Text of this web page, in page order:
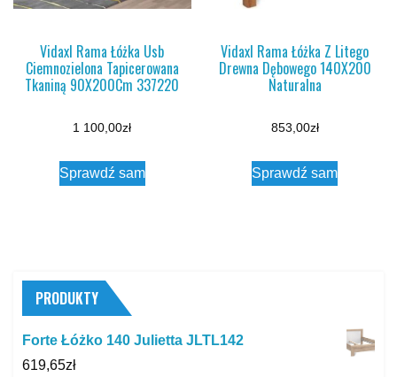
Vidaxl Rama Łóżka Usb
Ciemnozielona Tapicerowana
Tkaniną 90X200Cm 337220
1 100,00zł
Sprawdź sam
Vidaxl Rama Łóżka Z Litego
Drewna Dębowego 140X200
Naturalna
853,00zł
Sprawdź sam
PRODUKTY
Forte Łóżko 140 Julietta JLTL142
619,65zł